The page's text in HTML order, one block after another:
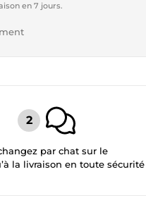
en 7 jours.
par chat sur le
la livraison en toute sécurité